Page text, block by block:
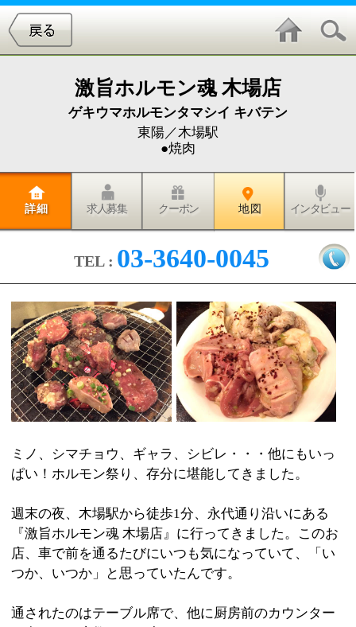
ゲキウマホルモンタマシイ キバテン
東陽／木場駅
●焼肉
地 図
03-3640-0045
ミノ、シマチョウ、ギャラ、シビレ・・・他にもいっ
ぱい！ホルモン祭り、存分に堪能してきました。
週末の夜、木場駅から徒歩1分、永代通り沿いにある
『激旨ホルモン魂 木場店』に行ってきました。このお
店、車で前を通るたびにいつも気になっていて、「い
つか、いつか」と思っていたんです。
も合わせ、席数は30と少しくらいでしょうか。
入り口はこじんまりとしているんですが、中に入ると
奥行きが感じられます。
さて、今回注文したのは、ホルモンMIX、タンMIX、
その他諸々。ホルモンとタンに加え、ハラミもお得な
盛り合わせで楽しめるのはありがたいですよね。この
お店は常時30種類以上のホルモンを揃えているそう
で、1つひとつのお肉について、親切で丁寧で愛想の良
い店員さんが一生懸命説明をしてくれました。それを
で・・・全体の印象を述べさせていただきます。